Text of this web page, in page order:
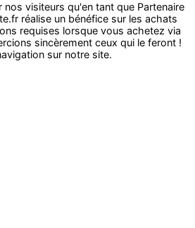
visiteurs qu'en tant que Partenaire
réalise un bénéfice sur les achats
requises lorsque vous achetez via
sincèrement ceux qui le feront !
sur notre site.